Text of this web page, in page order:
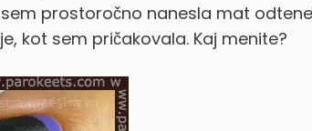
prostoročno nanesla mat
kot sem pričakovala. Kaj menite?